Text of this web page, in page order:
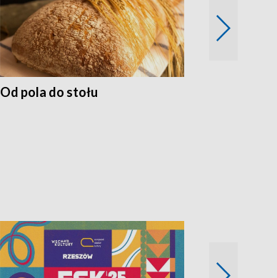
Od pola do stołu